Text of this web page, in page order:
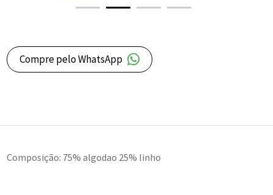
Compre pelo WhatsApp
Composição: 75% algodao 25% linho